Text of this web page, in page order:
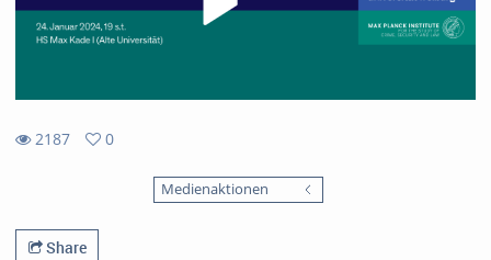
2187
0
Medienaktionen
Share